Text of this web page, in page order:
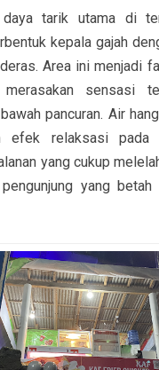
tarik utama di
kepala gajah
Area ini menjadi
sensasi
pancuran. Air
efek relaksasi pada
yang cukup
yang betah